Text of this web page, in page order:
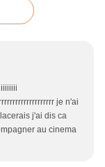
je n'ai
j'ai dis ca
au cinema